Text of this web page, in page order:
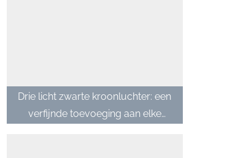
Drie licht zwarte kroonluchter: een
verfijnde toevoeging aan elke